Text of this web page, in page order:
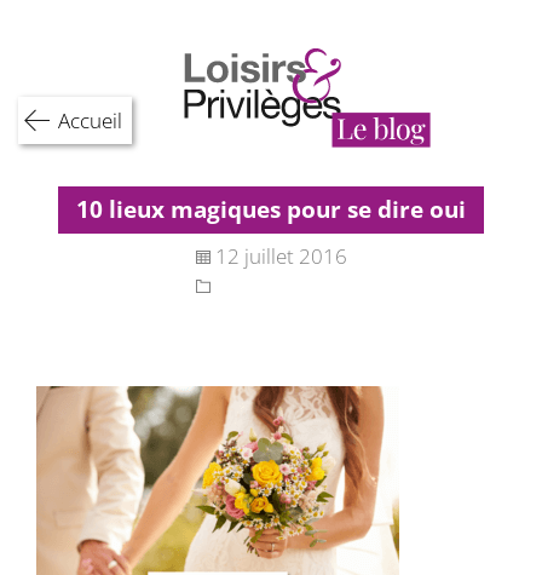
Accueil
10 lieux magiques pour se dire oui
12 juillet 2016